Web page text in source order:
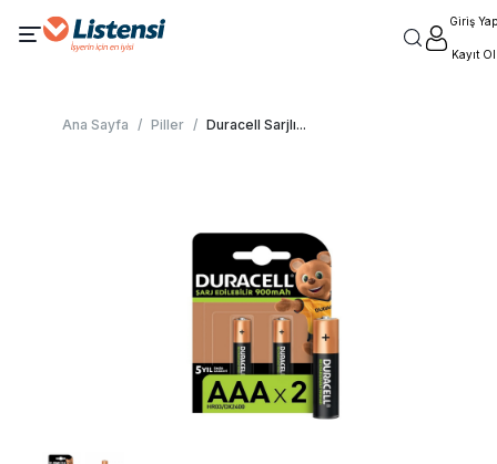
Giriş Yap
Kayıt Ol
Ana Sayfa / Piller / Duracell Sarjlı...